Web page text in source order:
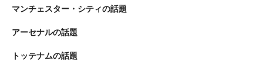
マンチェスター・シティの話題
アーセナルの話題
トッテナムの話題